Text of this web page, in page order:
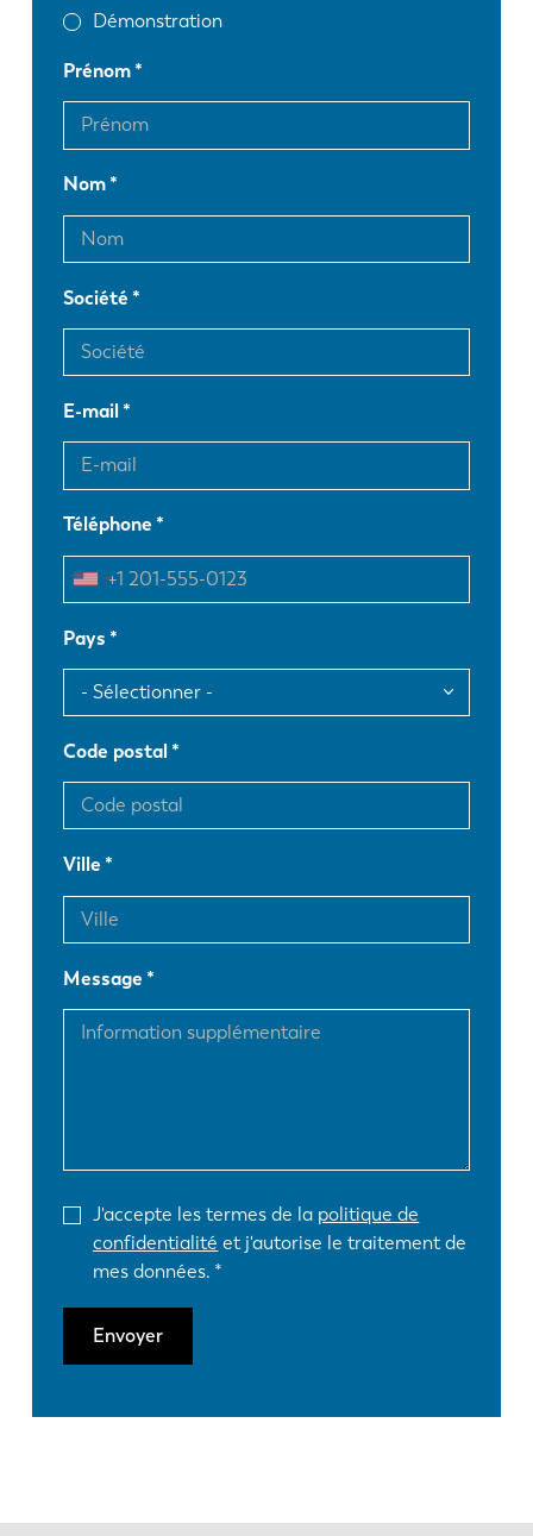
Démonstration
Prénom
Nom
Société
E-mail
Téléphone
Pays
Code postal
Ville
Message
J'accepte les termes de la politique de
confidentialité et j'autorise le traitement de
mes données.
Envoyer